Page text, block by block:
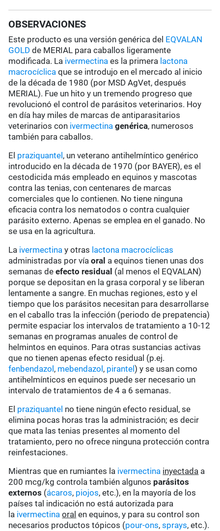
OBSERVACIONES
Este producto es una versión genérica del EQVALAN
GOLD de MERIAL para caballos ligeramente
modificada. La ivermectina es la primera lactona
macrocíclica que se introdujo en el mercado al inicio
de la década de 1980 (por MSD AgVet, después
MERIAL). Fue un hito y un tremendo progreso que
revolucionó el control de parásitos veterinarios. Hoy
en día hay miles de marcas de antiparasitarios
veterinarios con ivermectina genérica, numerosos
también para caballos.
El praziquantel , un veterano antihelmíntico genérico
introducido en la década de 1970 (por BAYER), es el
cestodicida más empleado en equinos y mascotas
contra las tenias, con centenares de marcas
comerciales que lo contienen. No tiene ninguna
eficacia contra los nematodos o contra cualquier
parásito externo. Apenas se emplea en el ganado. No
se usa en la agricultura.
La ivermectina y otras lactona macrocíclicas
administradas por víaoral a equinos tienen unas dos
semanas deefecto residual (al menos el EQVALAN)
porque se depositan en la grasa corporal y se liberan
lentamente a sangre. En muchas regiones, esto y el
tiempo que los parásitos necesitan para desarrollarse
en el caballo tras la infección (periodo de prepatencia)
permite espaciar los intervalos de tratamiento a 10-12
semanas en programas anuales de control de
helmintos en equinos. Para otras sustancias activas
que no tienen apenas efecto residual (p.ej.
fenbendazol , mebendazol , pirantel) y se usan como
antihelmínticos en equinos puede ser necesario un
intervalo de tratamientos de 4 a 6 semanas.
El praziquantel no tiene ningún efecto residual, se
elimina pocas horas tras la administración; es decir
que mata las tenias presentes al momento del
tratamiento, pero no ofrece ninguna protección contra
reinfestaciones.
Mientras que en rumiantes la ivermectina inyectada a
200 mcg/kg controla también algunos parásitos
externos (ácaros, piojos, etc.), en la mayoría de los
países tal indicación no está autorizada para
la ivermectina oral en equinos, y para su control son
necesarios productos tópicos (pour-ons,sprays, etc.).